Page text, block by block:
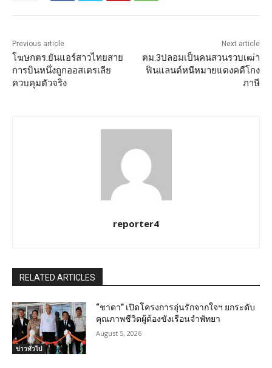
Previous article
โฆษกตร.ยันแอร์สาวไทยสาย
การบินหนึ่งถูกออสเตรเลีย
ควบคุมตัวจริง
Next article
ตม.3ปลอมเป็นคนสวนรวบเฒ่า
ฟินแลนด์หนีหมายแดงคดีโกง
ภาษี
reporter4
RELATED ARTICLES
ข่าวทั่วไป
“ชาดา” เปิดโครงการอุ่นรักจากใจฯ ยกระดับ
คุณภาพชีวิตผู้ต้องขังเรือนจำพัทยา
August 5, 2026